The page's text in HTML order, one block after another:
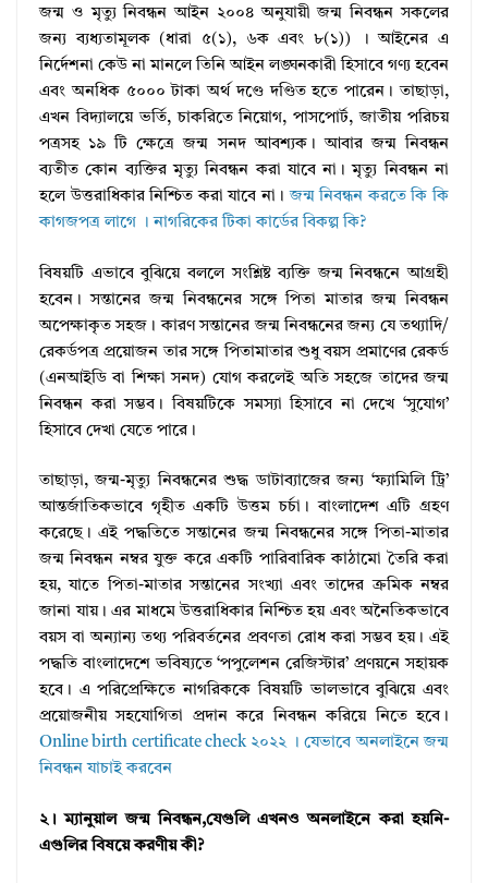
জন্ম ও মৃত্যু নিবন্ধন আইন ২০০৪ অনুযায়ী জন্ম নিবন্ধন সকলের
জন্য ব্যধ্যতামূলক (ধারা ৫(১), ৬ক এবং ৮(১)) । আইনের এ
নির্দেশনা কেউ না মানলে তিনি আইন লঙ্ঘনকারী হিসাবে গণ্য হবেন
এবং অনধিক ৫০০০ টাকা অর্থ দণ্ডে দণ্ডিত হতে পারেন। তাছাড়া,
এখন বিদ্যালয়ে ভর্তি, চাকরিতে নিয়োগ, পাসপোর্ট, জাতীয় পরিচয়
পত্রসহ ১৯ টি ক্ষেত্রে জন্ম সনদ আবশ্যক। আবার জন্ম নিবন্ধন
ব্যতীত কোন ব্যক্তির মৃত্যু নিবন্ধন করা যাবে না। মৃত্যু নিবন্ধন না
হলে উত্তরাধিকার নিশ্চিত করা যাবে না।জন্ম নিবন্ধন করতে কি কি
কাগজপত্র লাগে । নাগরিকের টিকা কার্ডের বিকল্প কি?
বিষয়টি এভাবে বুঝিয়ে বললে সংশ্লিষ্ট ব্যক্তি জন্ম নিবন্ধনে আগ্রহী
হবেন। সন্তানের জন্ম নিবন্ধনের সঙ্গে পিতা মাতার জন্ম নিবন্ধন
অপেক্ষাকৃত সহজ। কারণ সন্তানের জন্ম নিবন্ধনের জন্য যে তথ্যাদি/
রেকর্ডপত্র প্রয়োজন তার সঙ্গে পিতামাতার শুধু বয়স প্রমাণের রেকর্ড
(এনআইডি বা শিক্ষা সনদ) যোগ করলেই অতি সহজে তাদের জন্ম
নিবন্ধন করা সম্ভব। বিষয়টিকে সমস্যা হিসাবে না দেখে ‘সুযোগ’
হিসাবে দেখা যেতে পারে।
তাছাড়া, জন্ম-মৃত্যু নিবন্ধনের শুদ্ধ ডাটাব্যাজের জন্য ‘ফ্যামিলি ট্রি’
আন্তর্জাতিকভাবে গৃহীত একটি উত্তম চর্চা। বাংলাদেশ এটি গ্রহণ
করেছে। এই পদ্ধতিতে সন্তানের জন্ম নিবন্ধনের সঙ্গে পিতা-মাতার
জন্ম নিবন্ধন নম্বর যুক্ত করে একটি পারিবারিক কাঠামো তৈরি করা
হয়, যাতে পিতা-মাতার সন্তানের সংখ্যা এবং তাদের ক্রমিক নম্বর
জানা যায়। এর মাধমে উত্তরাধিকার নিশ্চিত হয় এবং অনৈতিকভাবে
বয়স বা অন্যান্য তথ্য পরিবর্তনের প্রবণতা রোধ করা সম্ভব হয়। এই
পদ্ধতি বাংলাদেশে ভবিষ্যতে ‘পপুলেশন রেজিস্টার’ প্রণয়নে সহায়ক
হবে। এ পরিপ্রেক্ষিতে নাগরিককে বিষয়টি ভালভাবে বুঝিয়ে এবং
প্রয়োজনীয় সহযোগিতা প্রদান করে নিবন্ধন করিয়ে নিতে হবে।
Online birth certificate check ২০২২ । যেভাবে অনলাইনে জন্ম
নিবন্ধন যাচাই করবেন
২। ম্যানুয়াল জন্ম নিবন্ধন,যেগুলি এখনও অনলাইনে করা হয়নি-
এগুলির বিষয়ে করণীয় কী?